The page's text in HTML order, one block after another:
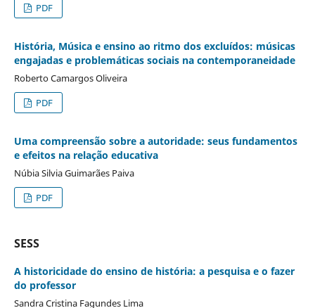
PDF
História, Música e ensino ao ritmo dos excluídos: músicas
engajadas e problemáticas sociais na contemporaneidade
Roberto Camargos Oliveira
PDF
Uma compreensão sobre a autoridade: seus fundamentos
e efeitos na relação educativa
Núbia Silvia Guimarães Paiva
PDF
SESS
A historicidade do ensino de história: a pesquisa e o fazer
do professor
Sandra Cristina Fagundes Lima